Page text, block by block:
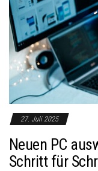
27. Juli 2025
Neuen PC
Schritt für